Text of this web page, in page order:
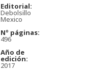
Editorial:
Debolsillo
Mexico
Nº páginas:
496
Año de
edición:
2017